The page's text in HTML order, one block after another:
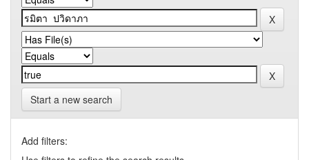
Start a new search
Add filters: